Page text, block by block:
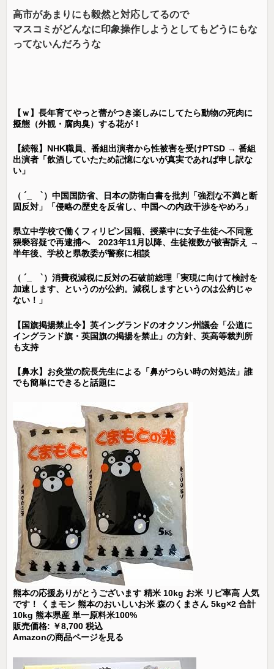
高市があまりにも毅然と対応してるので
マスコミがどんなに印象操作しようとしてもどうにもな
ってないんだろうな
【ｗ】長年育てやっと蕾がつき楽しみにしてたら動物の死肉に
擬態（外観・腐肉臭）する花が！
【続報】NHK職員、番組出演者から性被害を受けPTSD → 番組
出演者「飲酒していたため記憶にないが真実であれば申し訳な
い」
（ ´_ゝ`）中国国防省、日本の防衛白書を批判「強烈な不満と断
固反対」「侵略の歴史を反省し、中国への内政干渉をやめろ」
県立中学校で働くフィリピン国籍、授業中に女子生徒へ不同意
猥褻容疑で再逮捕へ 2023年11月以降、生徒複数が被害訴え →
半年後、学校と県教委が警察に相談
（ ´_ゝ`）消費税減税に反対の石破前総理「実現に向けて検討を
加速します、というのが公約。減税しますというのは公約じゃ
ない！」
【国旗掲揚禁止令】英イングランドのオクソン州議会「公道に
イングランド旗・英国旗の掲揚を禁止」の方針、英高等裁判所
も支持
【鼻水】お灸堂の院長先生による「鼻がつらい時の対処法」誰
でも簡単にできると話題に
熊本の応援ありがとうございます 精米 10kg お米 リピ率高 人気
です！ くまモン 熊本のおいしいお米 森のくまさん 5kg×2 合計
10kg 熊本県産 単一原料米100%
販売価格: ￥8,700 税込
Amazonの商品ページを見る